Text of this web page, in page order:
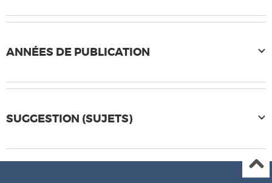
ANNÉES DE PUBLICATION
SUGGESTION (SUJETS)